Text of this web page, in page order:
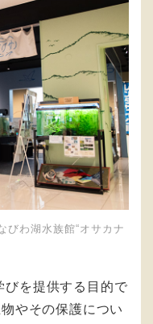
びわ湖水族館“オサカナ
びを提供する目的で
やその保護につい